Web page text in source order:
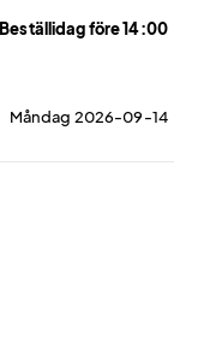
Beställidag före 14:00
Måndag 2026-09-14